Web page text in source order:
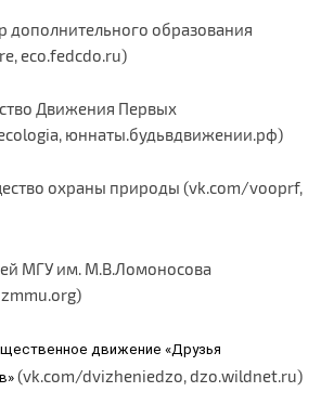
дополнительного образования
eco.fedcdo.ru)
Движения Первых
юннаты.будьвдвижении.рф)
охраны природы (vk.com/vooprf,
МГУ им. М.В.Ломоносова
движение «Друзья
(vk.com/dvizheniedzo, dzo.wildnet.ru)